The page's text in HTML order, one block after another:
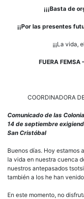
¡¡¡Basta de
¡¡Por las presentes
¡¡¡La
FUERA FEMSA
COORDINADORA
Comunicado de las
14 de septiembre
San Cristóbal
Buenos días. Hoy estamos
la vida en nuestra cuenca
nuestros antepasados
también a los he han
En este momento, no